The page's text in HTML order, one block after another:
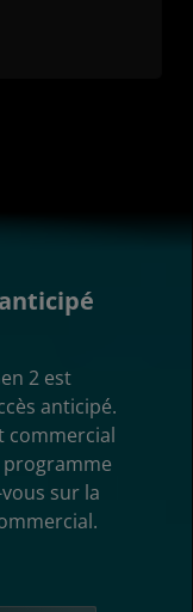
2 est
anticipé.
commercial
sur la